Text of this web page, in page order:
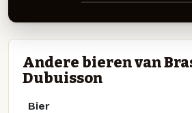
Andere bieren van
Dubuisson
Bier